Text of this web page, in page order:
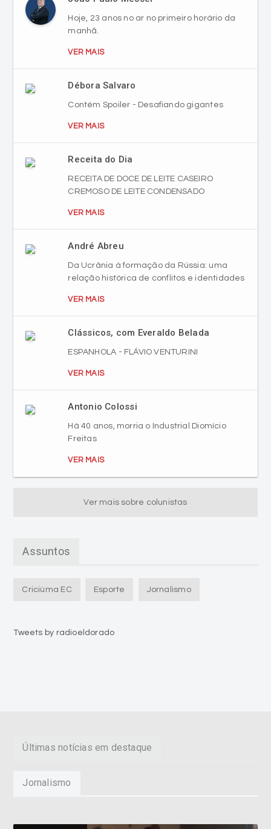
Hoje, 23 anos no ar no primeiro horário da
manhã.
VER MAIS
Débora Salvaro
Contém Spoiler - Desafiando gigantes
VER MAIS
Receita do Dia
RECEITA DE DOCE DE LEITE CASEIRO
CREMOSO DE LEITE CONDENSADO
VER MAIS
André Abreu
Da Ucrânia à formação da Rússia: uma
relação histórica de conflitos e identidades
VER MAIS
Clássicos, com Everaldo Belada
ESPANHOLA - FLÁVIO VENTURINI
VER MAIS
Antonio Colossi
Há 40 anos, morria o Industrial Diomício
Freitas
VER MAIS
Ver mais sobre colunistas
Assuntos
Criciúma EC Esporte Jornalismo
Tweets by radioeldorado
Últimas notícias em destaque
Jornalismo